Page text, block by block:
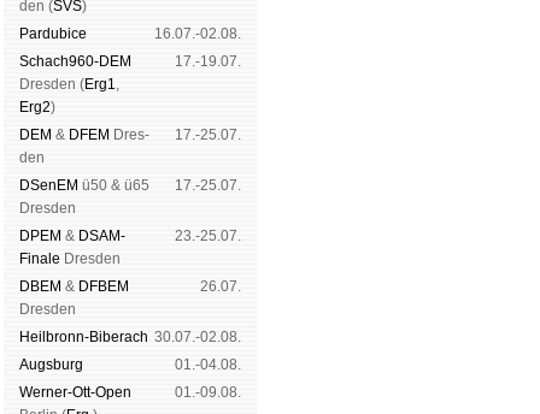
den (SVS)
Pardu­bice
16.07.-02.08.
Schach960-DEM
Dres­den (Erg1,
Erg2)
17.-19.07.
DEM & DFEM Dres­
den
17.-25.07.
DSenEM ü50 & ü65
Dres­den
17.-25.07.
DPEM & DSAM-
Finale Dres­den
23.-25.07.
DBEM & DFBEM
Dres­den
26.07.
Heil­bronn-Bi­ber­ach 30.07.-02.08.
Augs­burg
01.-04.08.
Werner-Ott-Open
01.-09.08.